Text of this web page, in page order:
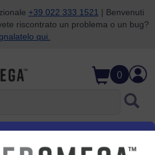
+39 022 333 1521 | Benvenuti
riscontrato un problema o un bug?
qui.
0
e monitoraggio